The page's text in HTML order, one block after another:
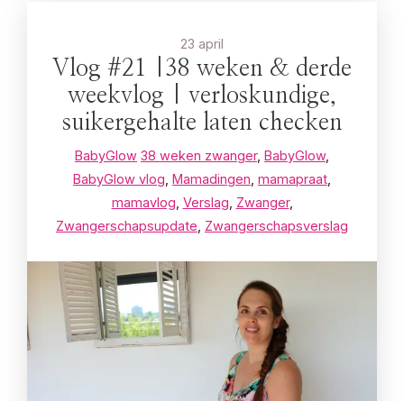
23 april
Vlog #21 |38 weken & derde
weekvlog | verloskundige,
suikergehalte laten checken
BabyGlow 38 weken zwanger, BabyGlow,
BabyGlow vlog Mamadingen mamapraat
mamavlog Verslag Zwanger,
Zwangerschapsupdate Zwangerschapsverslag